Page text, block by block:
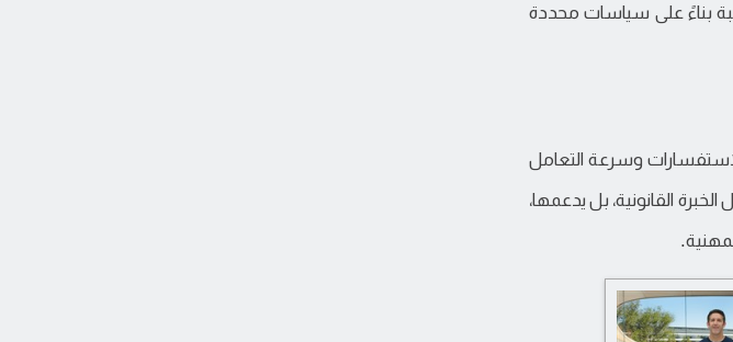
بناءً على سياسات محددة
وسرعة التعامل
القانونية، بل يدعمها،